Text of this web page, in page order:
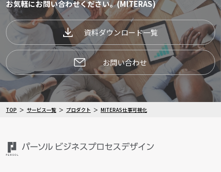
お気軽にお問い合わせください。(MITERAS)
資料ダウンロード一覧
お問い合わせ
TOP サービス一覧 プロダクト MITERAS仕事可視化